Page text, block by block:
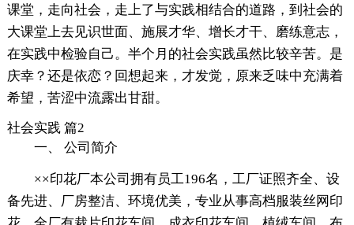
课堂，走向社会，走上了与实践相结合的道路，到社会的
大课堂上去见识世面、施展才华、增长才干、磨练意志，
在实践中检验自己。半个月的社会实践虽然比较辛苦。是
庆幸？还是依恋？回想起来，才发觉，原来乏味中充满着
希望，苦涩中流露出甘甜。
社会实践 篇2
一、 公司简介
××印花厂本公司拥有员工196名，工厂证照齐全、设
备先进、厂房整洁、环境优美，专业从事高档服装丝网印